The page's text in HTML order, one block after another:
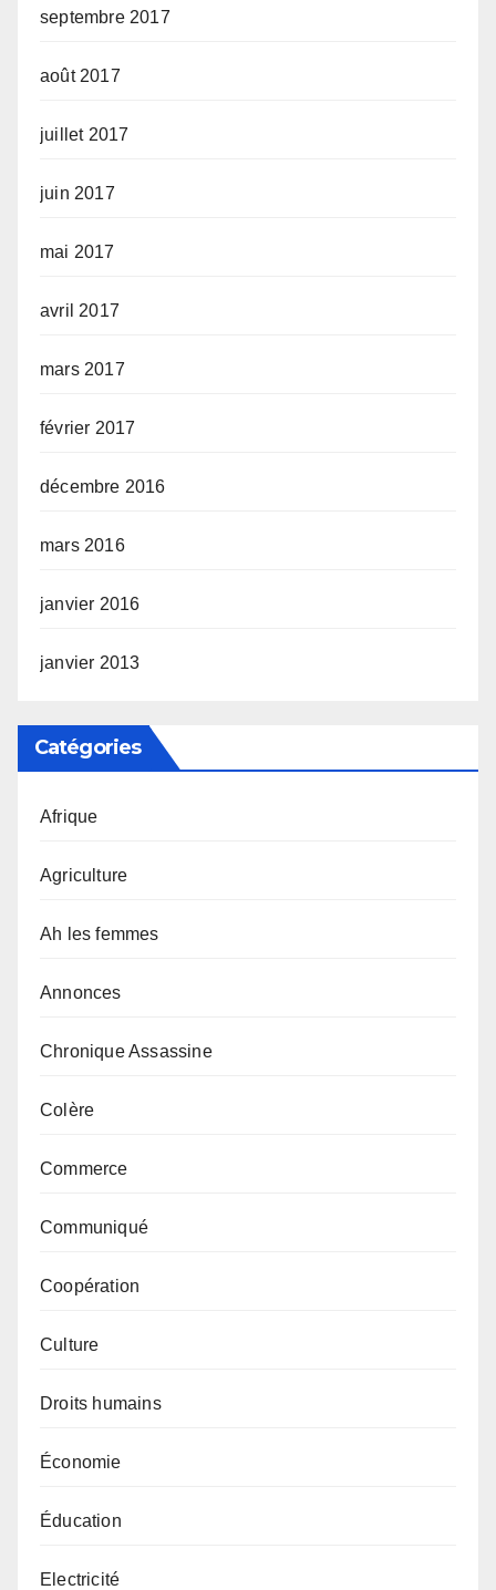
septembre 2017
août 2017
juillet 2017
juin 2017
mai 2017
avril 2017
mars 2017
février 2017
décembre 2016
mars 2016
janvier 2016
janvier 2013
Catégories
Afrique
Agriculture
Ah les femmes
Annonces
Chronique Assassine
Colère
Commerce
Communiqué
Coopération
Culture
Droits humains
Économie
Éducation
Electricité